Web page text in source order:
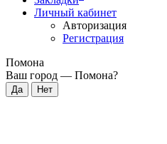
Личный кабинет
Авторизация
Регистрация
Помона
Ваш город — Помона?